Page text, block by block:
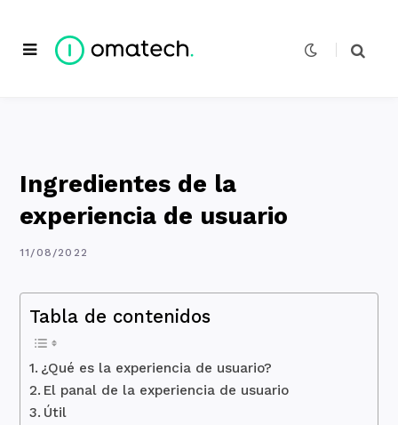
Ingredientes de la
experiencia de usuario
11/08/2022
Tabla de contenidos
¿Qué es la experiencia de usuario?
El panal de la experiencia de usuario
Útil